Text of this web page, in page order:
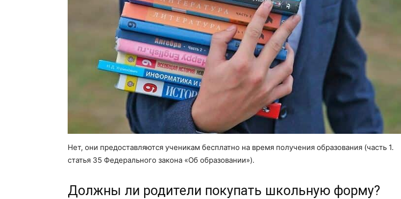
Нет, они предоставляются ученикам бесплатно на время получения образования (часть 1.
статья 35 Федерального закона «Об образовании»).
Должны ли родители покупать школьную форму?